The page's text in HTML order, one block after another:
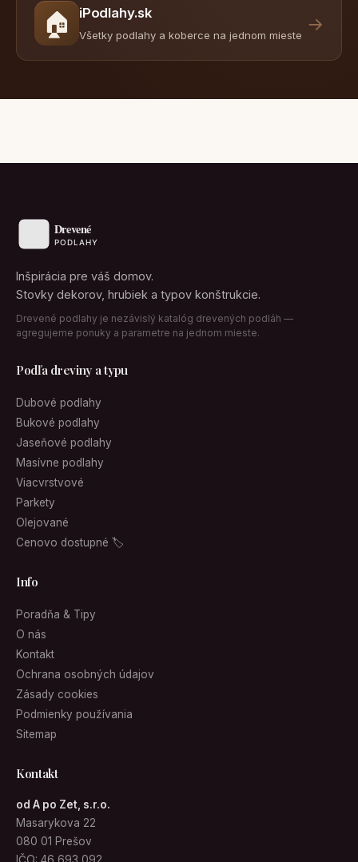
🏠 iPodlahy.sk
Všetky podlahy a koberce na jednom mieste
→
Inšpirácia pre váš domov.
Stovky dekorov, hrubiek a typov konštrukcie.
Drevené podlahy je nezávislý katalóg drevených podláh —
agregujeme ponuky a parametre na jednom mieste.
Podľa dreviny a typu
Dubové podlahy
Bukové podlahy
Jaseňové podlahy
Masívne podlahy
Viacvrstvové
Parkety
Olejované
Cenovo dostupné 🏷
Info
Poradňa & Tipy
O nás
Kontakt
Ochrana osobných údajov
Zásady cookies
Podmienky používania
Sitemap
Kontakt
od A po Zet, s.r.o.
Masarykova 22
080 01 Prešov